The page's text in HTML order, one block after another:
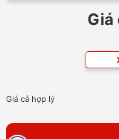
Giá
Giá cả hợp lý